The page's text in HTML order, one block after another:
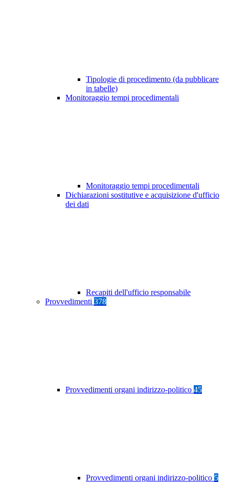
Tipologie di procedimento (da pubblicare
in tabelle)
Monitoraggio tempi procedimentali
Monitoraggio tempi procedimentali
Dichiarazioni sostitutive e acquisizione d'ufficio
dei dati
Recapiti dell'ufficio responsabile
Provvedimenti 378
Provvedimenti organi indirizzo-politico 45
Provvedimenti organi indirizzo-politico 5